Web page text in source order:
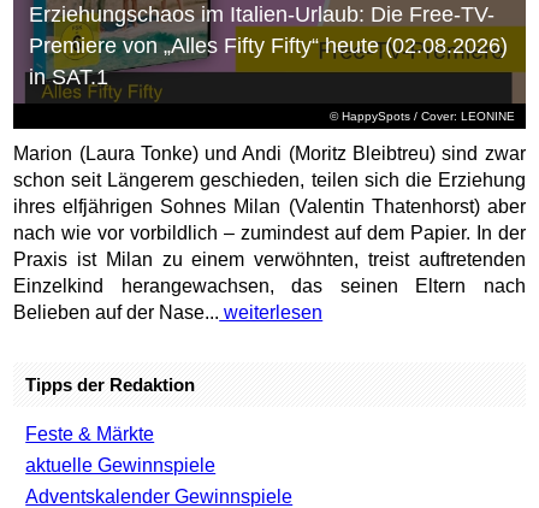
© HappySpots / Cover: LEONINE
Erziehungschaos im Italien-Urlaub: Die Free-TV-
Premiere von „Alles Fifty Fifty“ heute (02.08.2026)
in SAT.1
Marion (Laura Tonke) und Andi (Moritz Bleibtreu) sind zwar
schon seit Längerem geschieden, teilen sich die Erziehung
ihres elfjährigen Sohnes Milan (Valentin Thatenhorst) aber
nach wie vor vorbildlich – zumindest auf dem Papier. In der
Praxis ist Milan zu einem verwöhnten, treist auftretenden
Einzelkind herangewachsen, das seinen Eltern nach
Belieben auf der Nase... weiterlesen
Tipps der Redaktion
Feste & Märkte
aktuelle Gewinnspiele
Adventskalender Gewinnspiele